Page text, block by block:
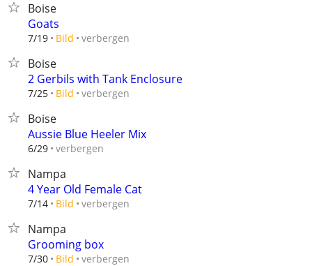
Boise
Goats
7/19 Bild verbergen
Boise
2 Gerbils with Tank Enclosure
7/25 Bild verbergen
Boise
Aussie Blue Heeler Mix
6/29 verbergen
Nampa
4 Year Old Female Cat
7/14 Bild verbergen
Nampa
Grooming box
7/30 Bild verbergen